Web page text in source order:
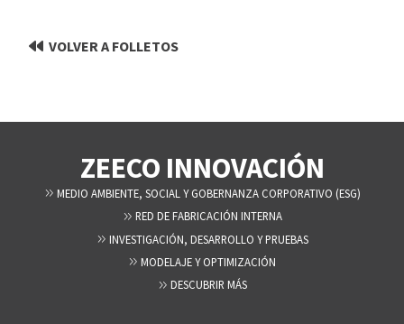
VOLVER A FOLLETOS
ZEECO INNOVACIÓN
MEDIO AMBIENTE, SOCIAL Y GOBERNANZA CORPORATIVO (ESG)
RED DE FABRICACIÓN INTERNA
INVESTIGACIÓN, DESARROLLO Y PRUEBAS
MODELAJE Y OPTIMIZACIÓN
DESCUBRIR MÁS